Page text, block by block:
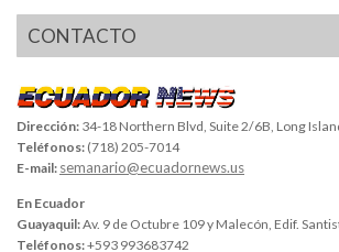
CONTACTO
Dirección: 34-18 Northern Blvd, Suite 2/6B, Long
Teléfonos: (718) 205-7014
E-mail: semanario@ecuadornews.us
En Ecuador
Guayaquil:Av. 9 de Octubre 109 y Malecón, Edif.
Teléfonos:+593 993683742